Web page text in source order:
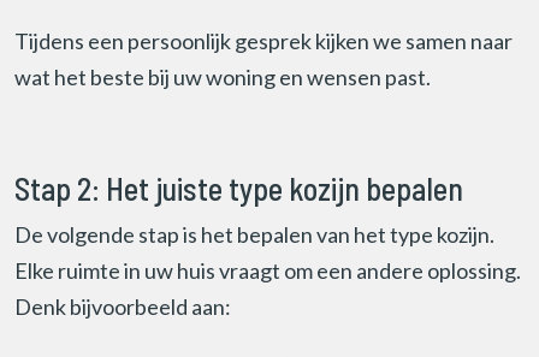
Tijdens een persoonlijk gesprek kijken we samen naar
wat het beste bij uw woning en wensen past.
Stap 2: Het juiste type kozijn bepalen
De volgende stap is het bepalen van het type kozijn.
Elke ruimte in uw huis vraagt om een andere oplossing.
Denk bijvoorbeeld aan: